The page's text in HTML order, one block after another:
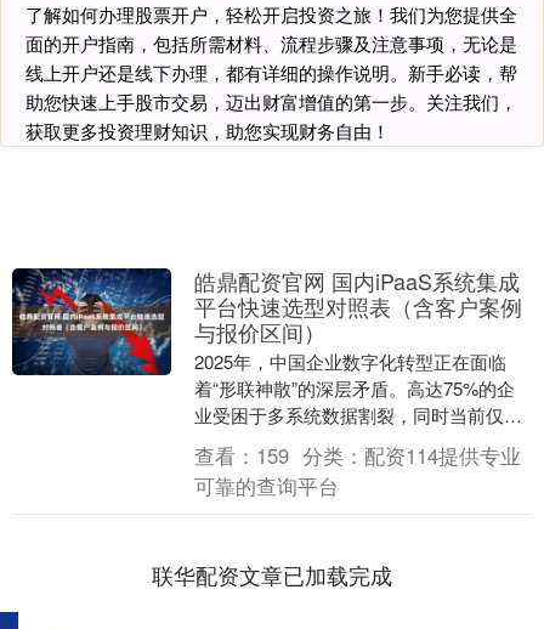
了解如何办理股票开户，轻松开启投资之旅！我们为您提供全
面的开户指南，包括所需材料、流程步骤及注意事项，无论是
线上开户还是线下办理，都有详细的操作说明。新手必读，帮
助您快速上手股市交易，迈出财富增值的第一步。关注我们，
获取更多投资理财知识，助您实现财务自由！
皓鼎配资官网 国内iPaaS系统集成
平台快速选型对照表（含客户案例
与报价区间）
2025年，中国企业数字化转型正在面临
着“形联神散”的深层矛盾。高达75%的企
业受困于多系统数据割裂，同时当前仅
41%的关键设备实现联网，不同厂商设备
协议差异大....
查看： 159 分类： 配资114提供专业
可靠的查询平台
联华配资文章已加载完成